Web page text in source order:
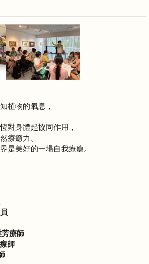
植物的氣息，
對身體起協同作用，
療癒力。
是美好的一場自我療癒。
療師
師